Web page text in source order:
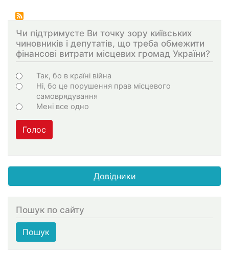
Чи підтримуєте Ви точку зору київських
чиновників і депутатів, що треба обмежити
фінансові витрати місцевих громад України?
Choices
Так, бо в країні війна
Ні, бо це порушення прав місцевого
самоврядування
Мені все одно
Голос
Довідники
Пошук по сайту
Пошук